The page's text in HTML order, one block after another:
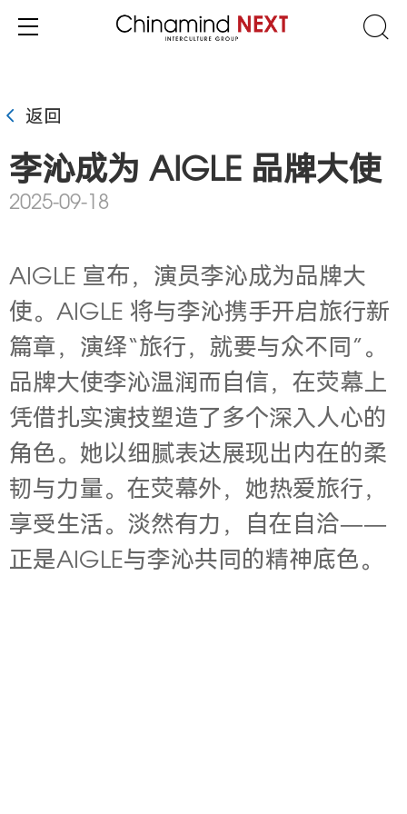
返回
李沁成为 AIGLE 品牌大使
2025-09-18
AIGLE 宣布， 演员李沁成为品牌大
使。AIGLE 将与李沁携手开启旅行新
篇章，演绎“旅行，就要与众不同”。
品牌大使李沁温润而自信，在荧幕上
凭借扎实演技塑造了多个深入人心的
角色。她以细腻表达展现出内在的柔
韧与力量。在荧幕外，她热爱旅行，
享受生活。淡然有力，自在自洽——
正是AIGLE与李沁共同的精神底色。